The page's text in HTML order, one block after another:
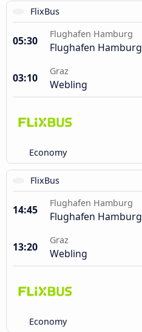
FlixBus
05:30
Flughafen Hamburg
Flughafen Hamburg
03:10
Graz
Webling
Economy
FlixBus
14:45
Flughafen Hamburg
Flughafen Hamburg
13:20
Graz
Webling
Economy